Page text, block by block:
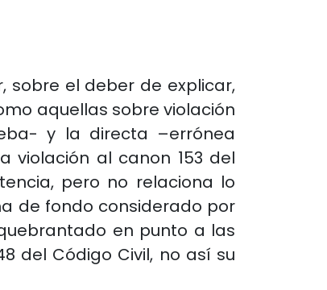
sobre el deber de explicar,
aquellas sobre violación
y la directa –errónea
violación al canon 153 del
pero no relaciona lo
de fondo considerado por
en punto a las
del Código Civil, no así su